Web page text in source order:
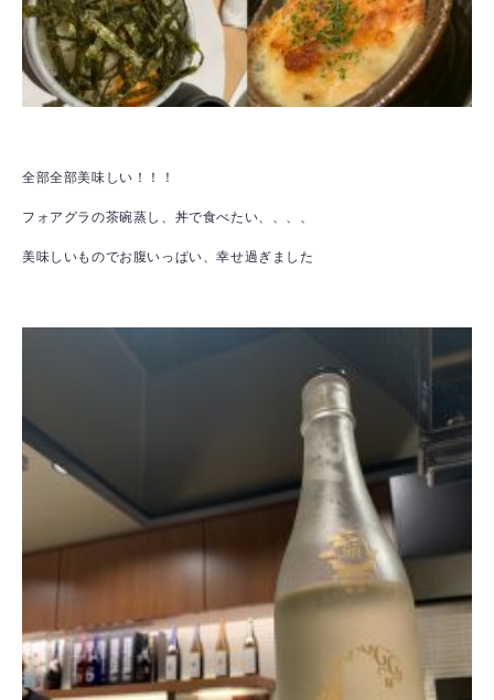
全部全部美味しい！！！
フォアグラの茶碗蒸し、丼で食べたい、、、、
美味しいものでお腹いっぱい、幸せ過ぎました